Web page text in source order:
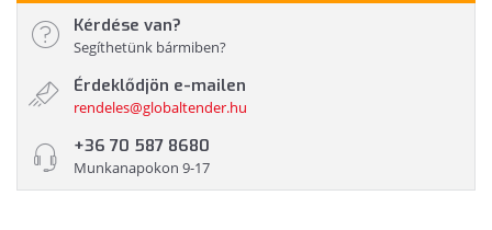
Kérdése van?
Segíthetünk bármiben?
Érdeklődjön e-mailen
rendeles@globaltender.hu
+36 70 587 8680
Munkanapokon 9-17